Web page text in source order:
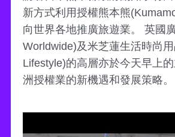
新方式利用授權熊本熊
向世界各地推廣旅遊業。 英國
Worldwide)及米芝蓮生活時尚
Lifestyle)的高層亦於今天早上
洲授權業的新機遇和發展策略。